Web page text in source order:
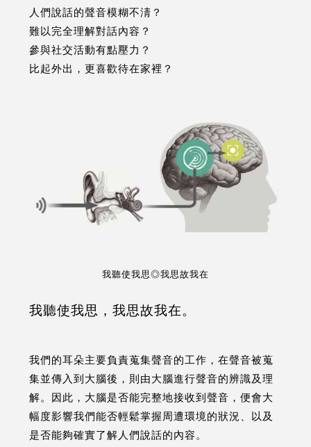
人們說話的聲音模糊不淸？
難以完全理解對話內容？
參與社交活動有點壓力？
比起外出，更喜歡待在家裡？
我聽使我思◎我思故我在
我聽使我思，我思故我在。
我們的耳朵主要負責蒐集聲音的工作，在聲音被蒐
集並傳入到大腦後，則由大腦進行聲音的辨識及理
解。因此，大腦是否能完整地接收到聲音，便會大
幅度影響我們能否輕鬆掌握周遭環境的狀況、以及
是否能夠確實了解人們說話的內容。